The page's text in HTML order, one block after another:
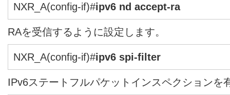
NXR_A(config-if)#ipv6 nd accept-ra
RAを受信するように設定します。
NXR_A(config-if)#ipv6 spi-filter
IPv6ステートフルパケットインスペクションを